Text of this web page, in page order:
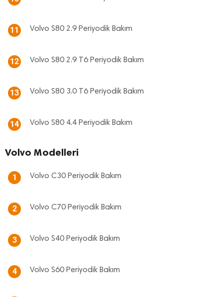
11 Volvo S80 2.9 Periyodik Bakım
12 Volvo S80 2.9 T6 Periyodik Bakım
13 Volvo S80 3.0 T6 Periyodik Bakım
14 Volvo S80 4.4 Periyodik Bakım
Volvo Modelleri
1 Volvo C30 Periyodik Bakım
2 Volvo C70 Periyodik Bakım
3 Volvo S40 Periyodik Bakım
4 Volvo S60 Periyodik Bakım